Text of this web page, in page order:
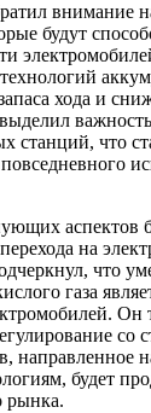
внимание
будут
хода и
станций, что
аспектов
на
что
газа
Он
со
направленное
будет
рынка.